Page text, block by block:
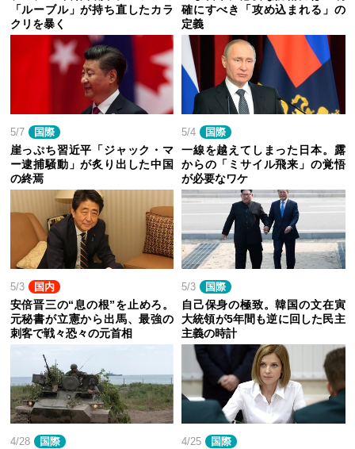
「ルーブル」が持ち直したカラ
クリを暴く
確にすべき「攻め込まれる」の
定義
5/7 国際
崖っぷち習近平「ジャック・マ
ー逮捕騒動」が炙り出した中国
の終焉
5/4 国際
一線を越えてしまった日本。露
からの「ミサイル飛来」の覚悟
が必要なワケ
5/3 国内
安倍晋三の“息の根”を止めろ。
元秘書が立憲から出馬、最強の
刺客で戦々恐々の元首相
5/3 国際
自己保身の極致。韓国の文在寅
大統領が5年間も逆に回した民主
主義の時計
4/28 国際 4/25 国際